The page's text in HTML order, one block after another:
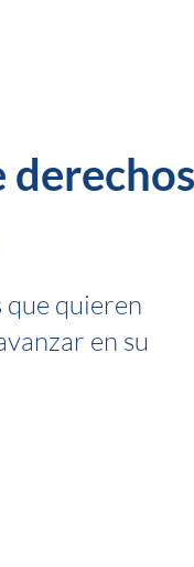
derechos
que quieren
en su